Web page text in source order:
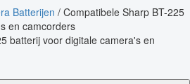
Batterijen / Compatibele Sharp BT-225
en camcorders